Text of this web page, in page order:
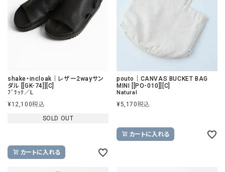
shake・incloak｜レザー2wayサン
ダル [[GK-74]][C]
ﾌﾞﾗｯｸ／L
¥12,100税込
SOLD OUT
カートに入れる
pouto｜CANVAS BUCKET BAG
MINI [[PO-010]][C]
Natural
¥5,170税込
カートに入れる